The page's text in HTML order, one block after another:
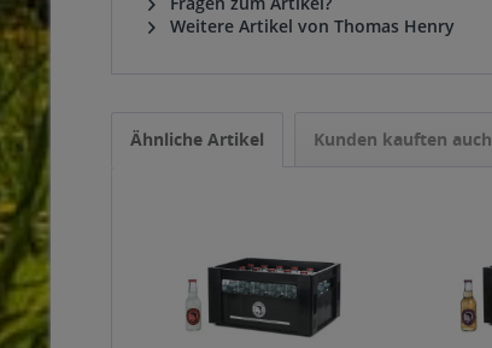
Weitere Artikel von Thomas Henry
Ähnliche Artikel Kunden kauften auch